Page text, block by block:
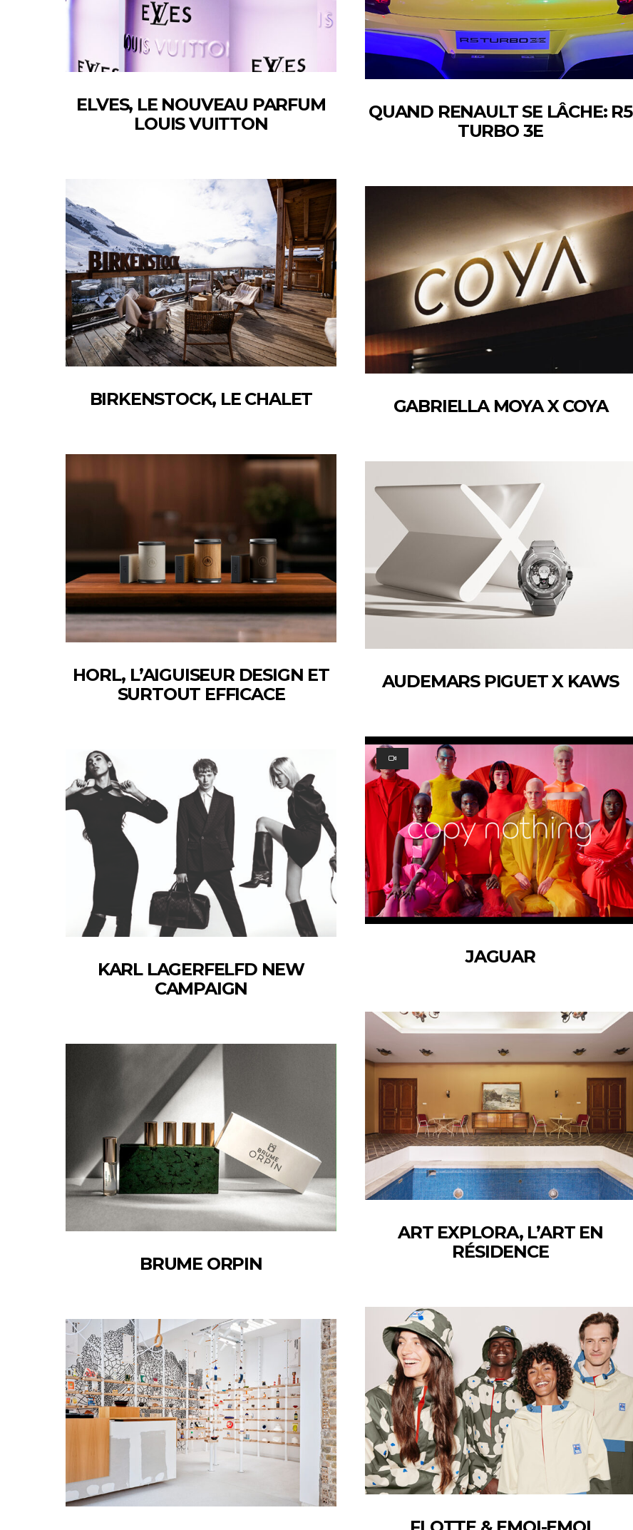
ELVES, LE NOUVEAU PARFUM
LOUIS VUITTON
BIRKENSTOCK, LE CHALET
HORL, L’AIGUISEUR DESIGN ET
SURTOUT EFFICACE
KARL LAGERFELFD NEW
CAMPAIGN
BRUME ORPIN
QUAND RENAULT SE LÂCHE: R5
TURBO 3E
GABRIELLA MOYA X COYA
AUDEMARS PIGUET X KAWS
JAGUAR
ART EXPLORA, L’ART EN
RÉSIDENCE